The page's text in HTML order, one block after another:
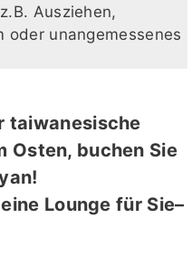
Ausziehen,
oder unangemessenes
taiwanesische
Osten, buchen Sie
Lounge für Sie–